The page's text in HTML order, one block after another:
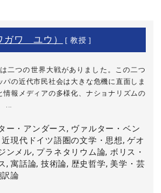
ワ ユウ） [ 教授 ]
二つの世界大戦がありました。この二つ
の近代市民社会は大きな危機に直面しま
情報メディアの多様化、ナショナリズムの
...
ー・アンダース, ヴァルター・ベン
近現代ドイツ語圏の文学・思想, ゲオ
ンメル, プラネタリウム論, ボリス・
, 寓話論, 技術論, 歴史哲学, 美学・芸
訳論